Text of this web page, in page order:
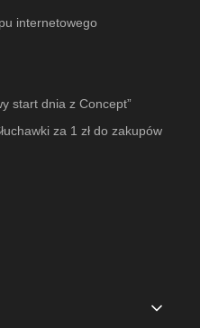
internetowego
start dnia z Concept”
za 1 zł do zakupów